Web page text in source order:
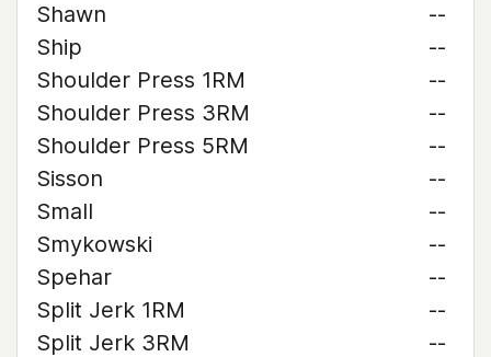
Shawn
--
Ship
--
Shoulder Press 1RM
--
Shoulder Press 3RM
--
Shoulder Press 5RM
--
Sisson
--
Small
--
Smykowski
--
Spehar
--
Split Jerk 1RM
--
Split Jerk 3RM
--